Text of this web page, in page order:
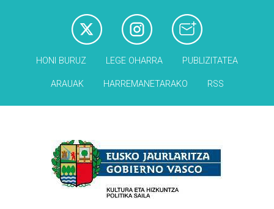
HONI BURUZ LEGE OHARRA PUBLIZITATEA
ARAUAK HARREMANETARAKO RSS